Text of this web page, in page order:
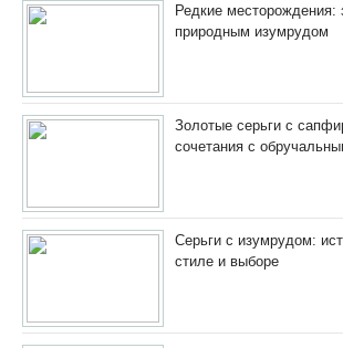
Редкие месторождения:
природным изумрудом
Золотые серьги с
сочетания с
Серьги с изумрудом:
стиле и выборе